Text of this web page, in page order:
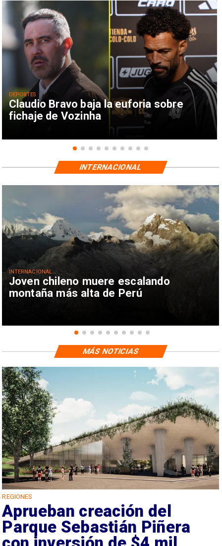
Claudio Bravo baja la euforia sobre
fichaje de Vozinha
DEPORTES
Joven chileno muere escalando
montaña más alta de Perú
INTERNACIONAL
INTERNACIONAL
REGIONES
Aprueban creación del
Parque Sebastián Piñera
MÁS NOTICIAS